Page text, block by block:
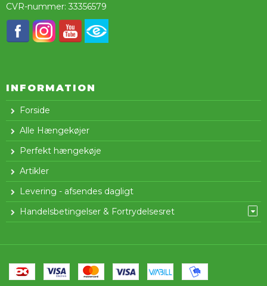
CVR-nummer: 33356579
INFORMATION
Forside
Alle Hængekøjer
Perfekt hængekøje
Artikler
Levering - afsendes dagligt
Handelsbetingelser & Fortrydelsesret